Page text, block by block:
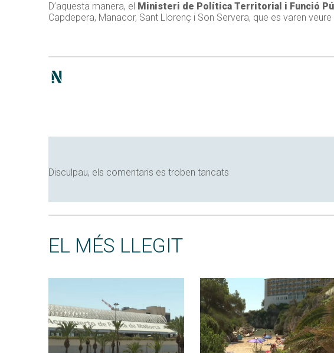
D’aquesta manera, el Ministeri de Política Territorial i Funció
Capdepera, Manacor, Sant Llorenç i Son Servera, que es varen
Disculpau, els comentaris es troben tancats
EL MÉS LLEGIT